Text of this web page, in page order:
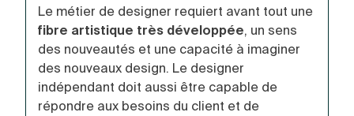
Le métier de designer requiert avant tout une
fibre artistique très développée, un sens
des nouveautés et une capacité à imaginer
des nouveaux design. Le designer
indépendant doit aussi être capable de
répondre aux besoins du client et de